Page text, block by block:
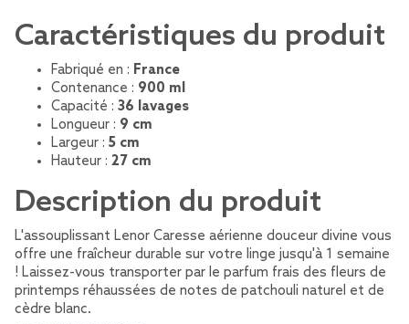
Caractéristiques du produit
Fabriqué en : France
Contenance : 900 ml
Capacité : 36 lavages
Longueur : 9 cm
Largeur : 5 cm
Hauteur : 27 cm
Description du produit
L'assouplissant Lenor Caresse aérienne douceur divine vous
offre une fraîcheur durable sur votre linge jusqu'à 1 semaine
! Laissez-vous transporter par le parfum frais des fleurs de
printemps réhaussées de notes de patchouli naturel et de
cèdre blanc.